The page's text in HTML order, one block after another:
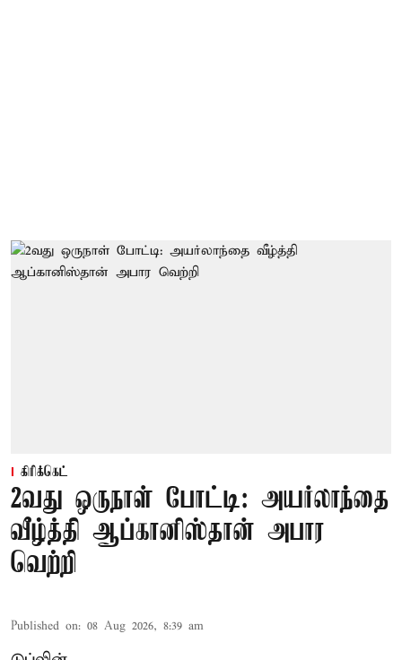
கிரிக்கெட்
2வது ஒருநாள் போட்டி: அயர்லாந்தை
வீழ்த்தி ஆப்கானிஸ்தான் அபார
வெற்றி
Published on: 08 Aug 2026, 8:39 am